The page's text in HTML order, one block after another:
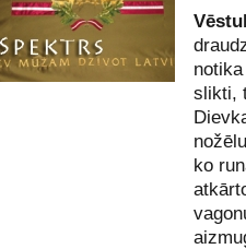
slikti,
ko